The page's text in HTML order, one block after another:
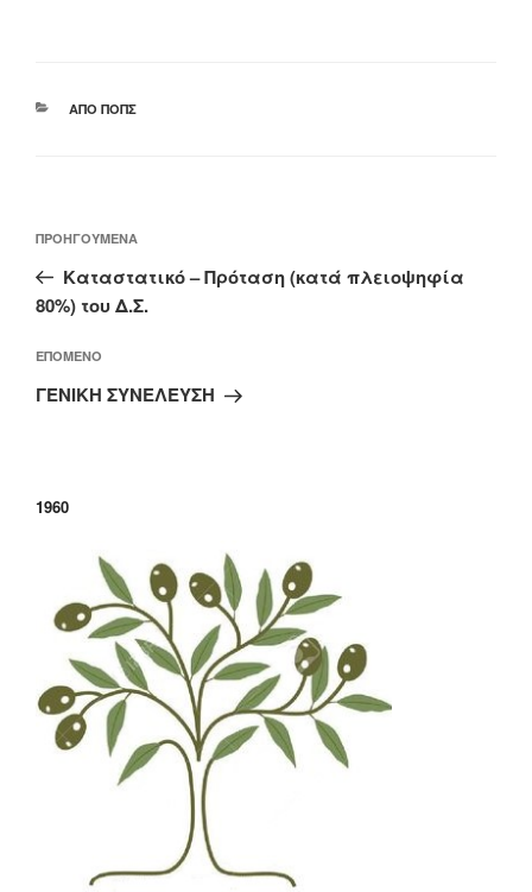
ΚΑΤΗΓΟΡΊΕΣ
ΑΠΌ ΠΟΠΣ
άρθρων
Προηγούμενο
άρθρο
ΠΡΟΗΓΟΎΜΕΝΑ
Καταστατικό – Πρόταση (κατά πλειοψηφία
80%) του Δ.Σ.
Επόμενο
άρθρο
ΕΠΌΜΕΝΟ
ΓΕΝΙΚΗ ΣΥΝΕΛΕΥΣΗ
1960